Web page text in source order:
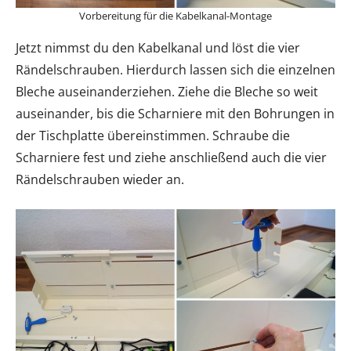
Vorbereitung für die Kabelkanal-Montage
Jetzt nimmst du den Kabelkanal und löst die vier
Rändelschrauben. Hierdurch lassen sich die einzelnen
Bleche auseinanderziehen. Ziehe die Bleche so weit
auseinander, bis die Scharniere mit den Bohrungen in
der Tischplatte übereinstimmen. Schraube die
Scharniere fest und ziehe anschließend auch die vier
Rändelschrauben wieder an.